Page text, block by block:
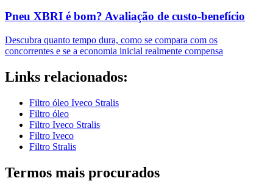
Pneu XBRI é bom? Avaliação de custo-benefício
Descubra quanto tempo dura, como se compara com os
concorrentes e se a economia inicial realmente compensa
Links relacionados:
Filtro óleo Iveco Stralis
Filtro óleo
Filtro Iveco Stralis
Filtro Iveco
Filtro Stralis
Termos mais procurados